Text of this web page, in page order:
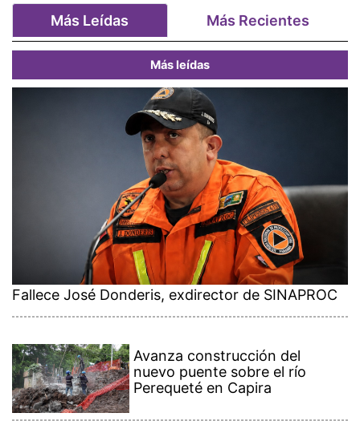
Más Leídas Más Recientes
Más leídas
Fallece José Donderis, exdirector de SINAPROC
Avanza construcción del
nuevo puente sobre el río
Perequeté en Capira